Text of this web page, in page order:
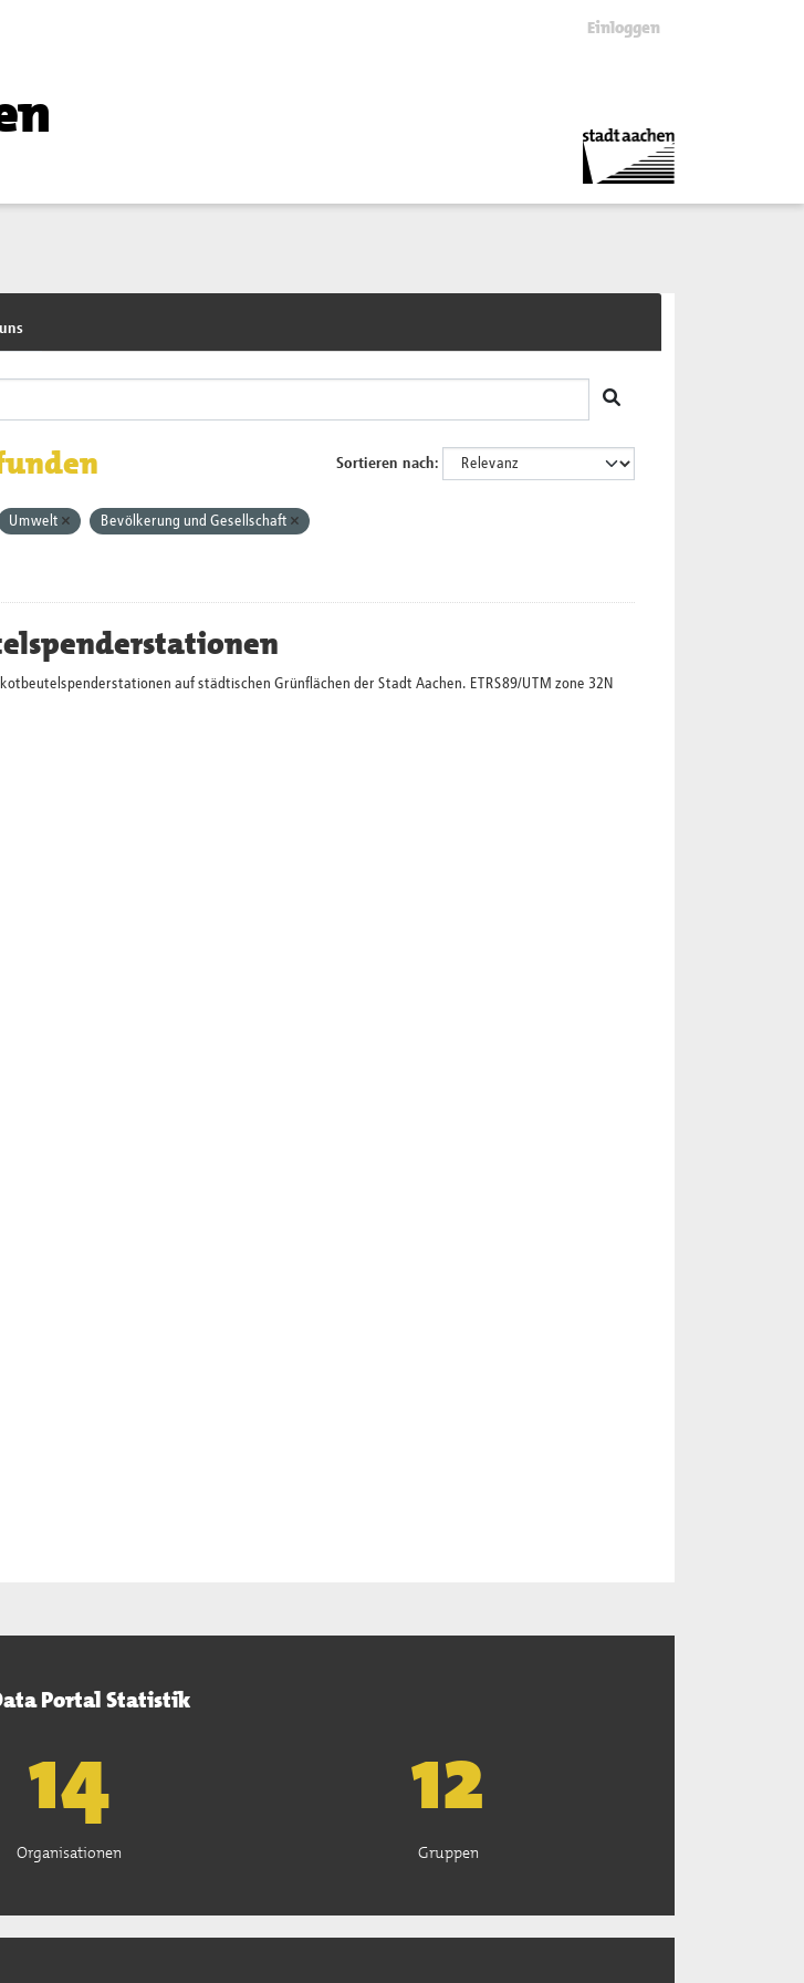
Einloggen
Sortieren nach
Umwelt Bevölkerung und Gesellschaft
auf städtischen Grünflächen der Stadt Aachen. ETRS89/UTM zone 32N
Portal Statistik
15
Organisationen
13
Gruppen